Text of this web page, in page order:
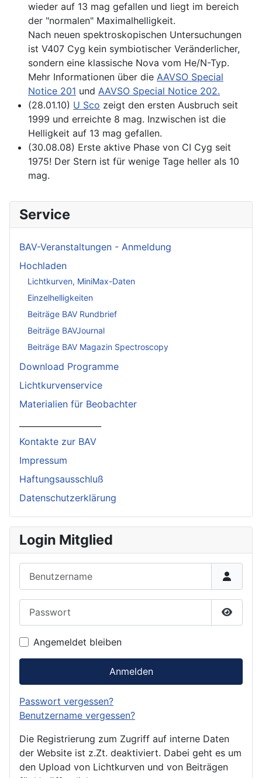
wieder auf 13 mag gefallen und liegt im bereich
der "normalen" Maximalhelligkeit.
Nach neuen spektroskopischen Untersuchungen
ist V407 Cyg kein symbiotischer Veränderlicher,
sondern eine klassische Nova vom He/N-Typ.
Mehr Informationen über die AAVSO Special
Notice 201 und AAVSO Special Notice 202.
(28.01.10) U Sco zeigt den ersten Ausbruch seit
1999 und erreichte 8 mag. Inzwischen ist die
Helligkeit auf 13 mag gefallen.
(30.08.08) Erste aktive Phase von CI Cyg seit
1975! Der Stern ist für wenige Tage heller als 10
mag.
Service
BAV-Veranstaltungen - Anmeldung
Hochladen
Lichtkurven, MiniMax-Daten
Einzelhelligkeiten
Beiträge BAV Rundbrief
Beiträge BAVJournal
Beiträge BAV Magazin Spectroscopy
Download Programme
Lichtkurvenservice
Materialien für Beobachter
Kontakte zur BAV
Impressum
Haftungsausschluß
Datenschutzerklärung
Login Mitglied
Angemeldet bleiben
Anmelden
Passwort vergessen?
Benutzername vergessen?
Die Registrierung zum Zugriff auf interne Daten
der Website ist z.Zt. deaktiviert. Dabei geht es um
den Upload von Lichtkurven und von Beiträgen